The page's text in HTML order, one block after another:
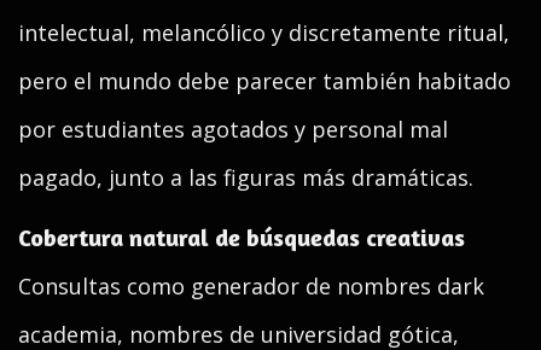
intelectual, melancólico y discretamente ritual,
pero el mundo debe parecer también habitado
por estudiantes agotados y personal mal
pagado, junto a las figuras más dramáticas.
Cobertura natural de búsquedas creativas
Consultas como generador de nombres dark
academia, nombres de universidad gótica,